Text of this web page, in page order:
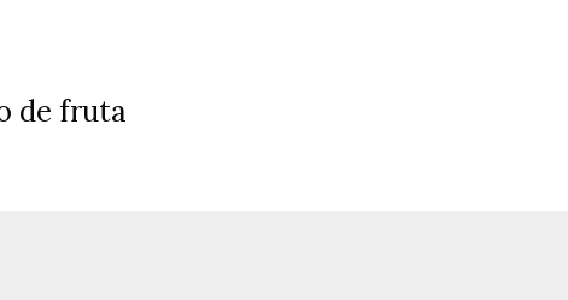
de fruta